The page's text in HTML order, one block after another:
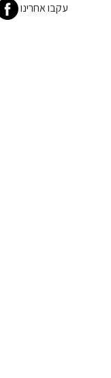
עקבו אחרינו